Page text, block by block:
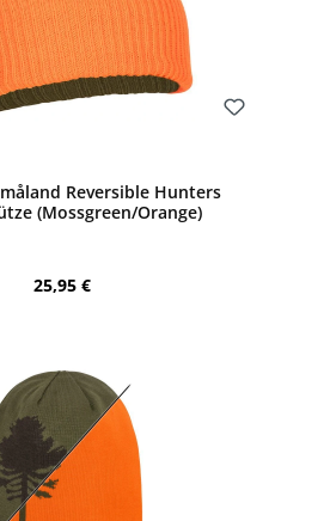
Reversible Hunters
(Mossgreen/Orange)
Regulärer Preis:
25,95 €